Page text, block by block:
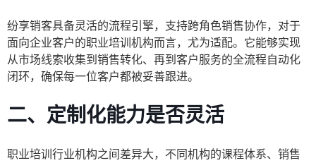
纷享销客具备灵活的流程引擎，支持跨角色销售协作，对于
面向企业客户的职业培训机构而言，尤为适配。它能够实现
从市场线索收集到销售转化、再到客户服务的全流程自动化
闭环，确保每一位客户都被妥善跟进。
二、定制化能力是否灵活
职业培训行业机构之间差异大，不同机构的课程体系、销售